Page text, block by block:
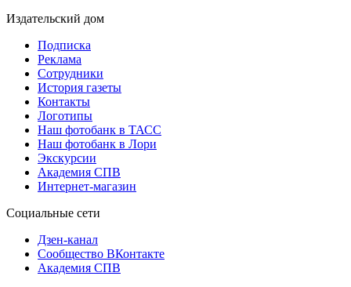
Издательский дом
Подписка
Реклама
Сотрудники
История газеты
Контакты
Логотипы
Наш фотобанк в ТАСС
Наш фотобанк в Лори
Экскурсии
Академия СПВ
Интернет-магазин
Социальные сети
Дзен-канал
Сообщество ВКонтакте
Академия СПВ